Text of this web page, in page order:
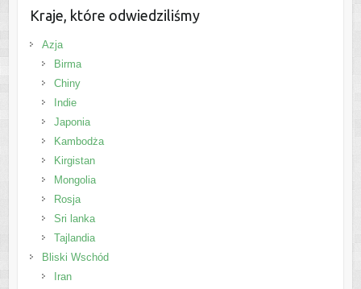
Kraje, które odwiedziliśmy
Azja
Birma
Chiny
Indie
Japonia
Kambodża
Kirgistan
Mongolia
Rosja
Sri lanka
Tajlandia
Bliski Wschód
Iran